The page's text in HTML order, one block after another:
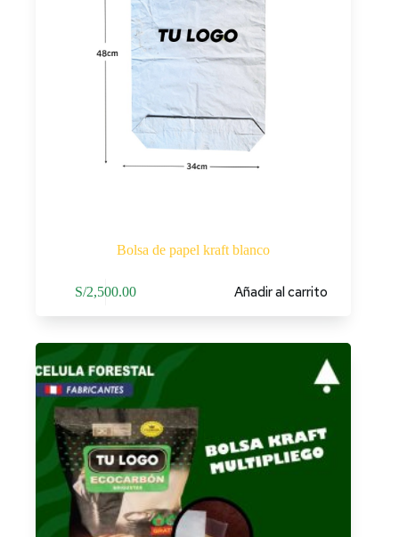
Bolsa de papel kraft blanco
S/2,500.00 Añadir al carrito